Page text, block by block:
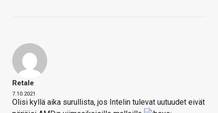
Retale
7.10.2021
Olisi kyllä aika surullista, jos Intelin tulevat uutuudet eivät